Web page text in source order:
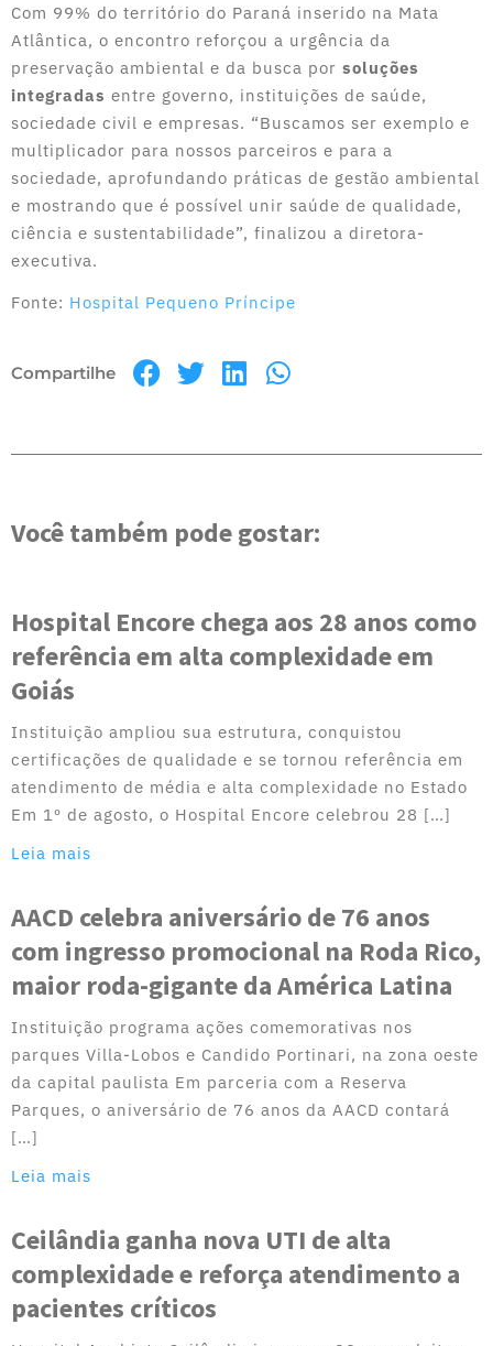
Com 99% do território do Paraná inserido na Mata
Atlântica, o encontro reforçou a urgência da
preservação ambiental e da busca por soluções
integradas entre governo, instituições de saúde,
sociedade civil e empresas. “Buscamos ser exemplo e
multiplicador para nossos parceiros e para a
sociedade, aprofundando práticas de gestão ambiental
e mostrando que é possível unir saúde de qualidade,
ciência e sustentabilidade”, finalizou a diretora-
executiva.
Fonte: Hospital Pequeno Príncipe
Compartilhe
Você também pode gostar:
Hospital Encore chega aos 28 anos como
referência em alta complexidade em
Goiás
Instituição ampliou sua estrutura, conquistou
certificações de qualidade e se tornou referência em
atendimento de média e alta complexidade no Estado
Em 1º de agosto, o Hospital Encore celebrou 28 […]
Leia mais
AACD celebra aniversário de 76 anos
com ingresso promocional na Roda Rico,
maior roda-gigante da América Latina
Instituição programa ações comemorativas nos
parques Villa-Lobos e Candido Portinari, na zona oeste
da capital paulista Em parceria com a Reserva
Parques, o aniversário de 76 anos da AACD contará
[…]
Leia mais
Ceilândia ganha nova UTI de alta
complexidade e reforça atendimento a
pacientes críticos